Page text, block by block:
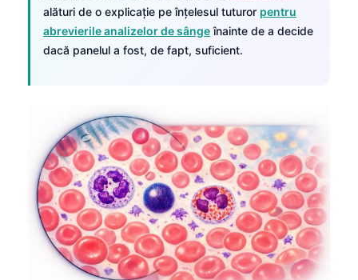
alături de o explicație pe înțelesul tuturor pentru
abrevierile analizelor de sângeînainte de a decide
dacă panelul a fost, de fapt, suficient.